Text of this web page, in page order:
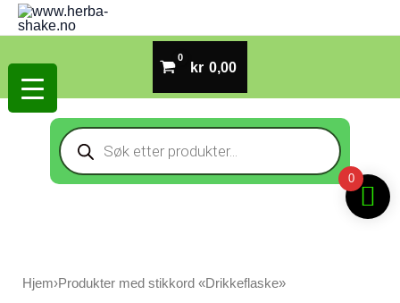
Hopp
rett
til
innholdet
kr 0,00
Products
search
Hjem›Produkter med stikkord «Drikkeflaske»
0